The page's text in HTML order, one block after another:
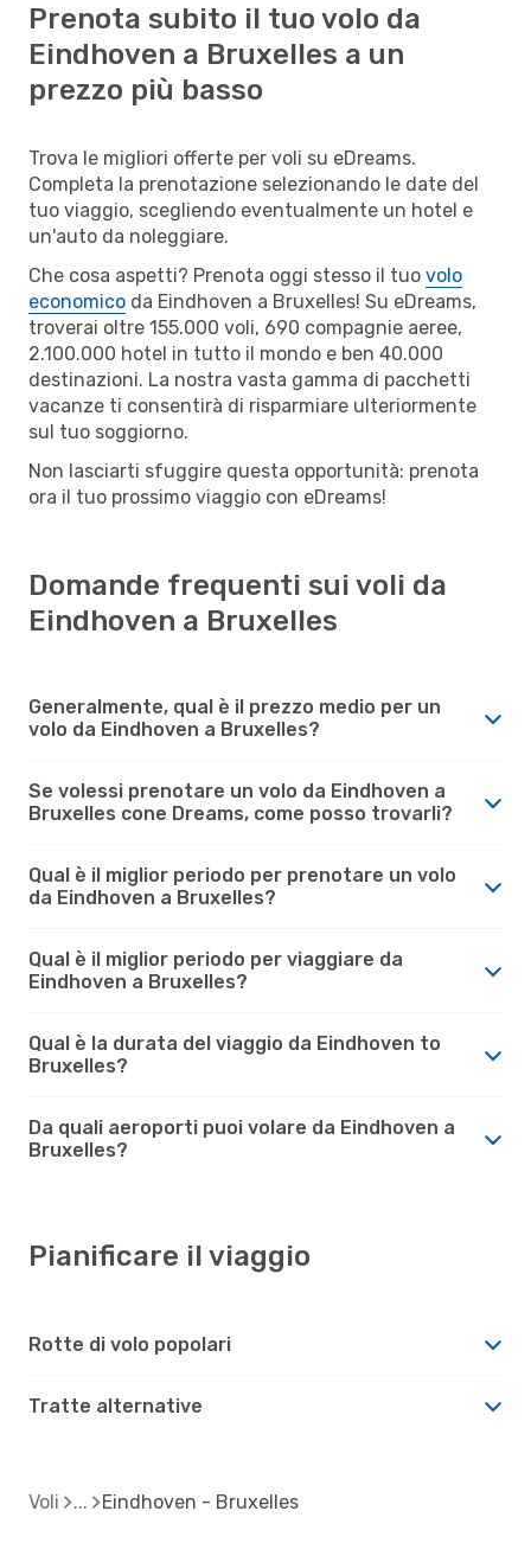
Prenota subito il tuo volo da
Eindhoven a Bruxelles a un
prezzo più basso
Trova le migliori offerte per voli su eDreams.
Completa la prenotazione selezionando le date del
tuo viaggio, scegliendo eventualmente un hotel e
un'auto da noleggiare.
Che cosa aspetti? Prenota oggi stesso il tuo volo
economico da Eindhoven a Bruxelles! Su eDreams,
troverai oltre 155.000 voli, 690 compagnie aeree,
2.100.000 hotel in tutto il mondo e ben 40.000
destinazioni. La nostra vasta gamma di pacchetti
vacanze ti consentirà di risparmiare ulteriormente
sul tuo soggiorno.
Non lasciarti sfuggire questa opportunità: prenota
ora il tuo prossimo viaggio con eDreams!
Domande frequenti sui voli da
Eindhoven a Bruxelles
Generalmente, qual è il prezzo medio per un
volo da Eindhoven a Bruxelles?
Se volessi prenotare un volo da Eindhoven a
Bruxelles cone Dreams, come posso trovarli?
Qual è il miglior periodo per prenotare un volo
da Eindhoven a Bruxelles?
Qual è il miglior periodo per viaggiare da
Eindhoven a Bruxelles?
Qual è la durata del viaggio da Eindhoven to
Bruxelles?
Da quali aeroporti puoi volare da Eindhoven a
Bruxelles?
Pianificare il viaggio
Rotte di volo popolari
Tratte alternative
Voli Eindhoven - Bruxelles